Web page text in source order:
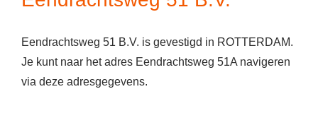
Eendrachtsweg 51 B.V. is gevestigd in ROTTERDAM.
Je kunt naar het adres Eendrachtsweg 51A navigeren
via deze adresgegevens.